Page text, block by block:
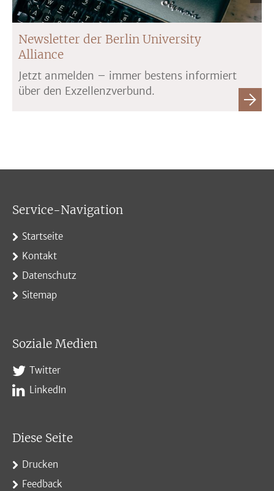
Newsletter der Berlin University
Alliance
Jetzt anmelden – immer bestens informiert
über den Exzellenzverbund.
Service-Navigation
Startseite
Kontakt
Datenschutz
Sitemap
Soziale Medien
Twitter
LinkedIn
Diese Seite
Drucken
Feedback